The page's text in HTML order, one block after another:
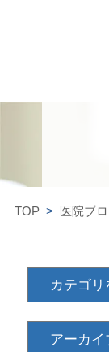
TOP 医院ブ
カ
ゴ
を
ア